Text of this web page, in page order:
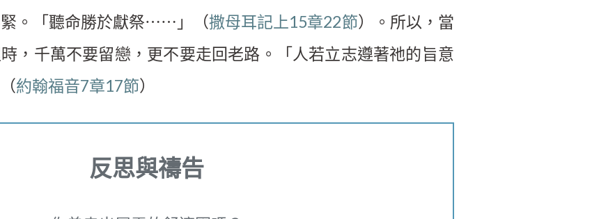
。「聽命勝於獻祭⋯⋯」（撒母耳記上15章22節）。所以，當
，千萬不要留戀，更不要走回老路。「人若立志遵著祂的旨意
約翰福音7章17節）
反思與禱告